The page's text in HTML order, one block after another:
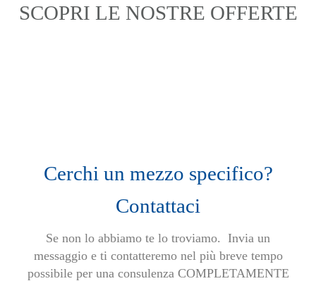
SCOPRI LE NOSTRE OFFERTE
Cerchi un mezzo specifico?
Contattaci
Se non lo abbiamo te lo troviamo. Invia un
messaggio e ti contatteremo nel più breve tempo
possibile per una consulenza COMPLETAMENTE